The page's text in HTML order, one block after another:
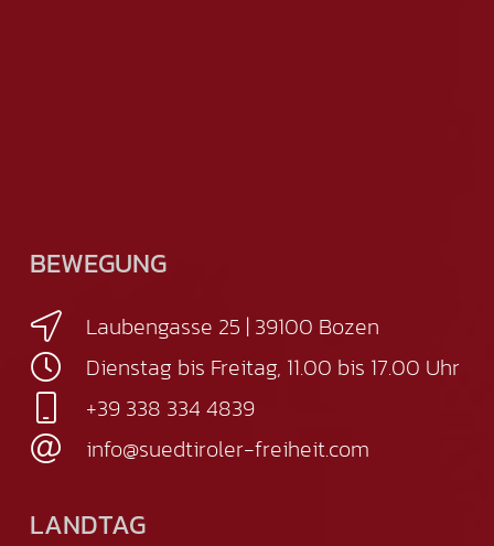
BEWEGUNG
Laubengasse 25 | 39100 Bozen
Dienstag bis Freitag, 11.00 bis 17.00 Uhr
+39 338 334 4839
info@suedtiroler-freiheit.com
LANDTAG